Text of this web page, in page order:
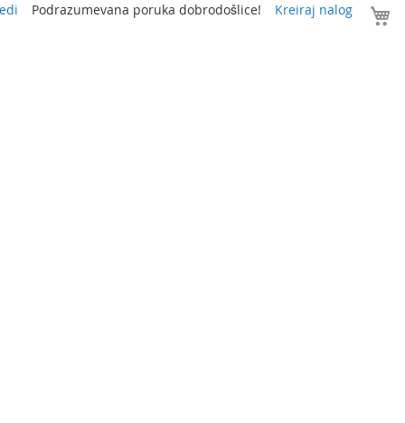
Podrazumevana poruka dobrodošlice! Kreiraj nalog